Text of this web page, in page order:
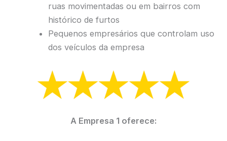
ruas movimentadas ou em bairros com
histórico de furtos
Pequenos empresários que controlam uso
dos veículos da empresa
A Empresa 1 oferece: